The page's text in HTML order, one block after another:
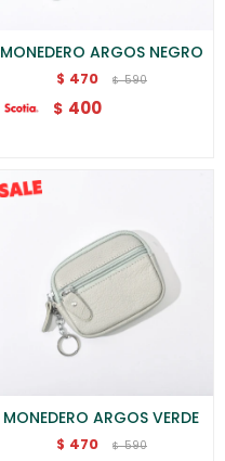
MONEDERO ARGOS NEGRO
$ 470 $ 590
$ 400
MONEDERO ARGOS VERDE
$ 470 $ 590